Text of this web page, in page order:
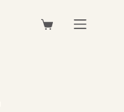
Košarica